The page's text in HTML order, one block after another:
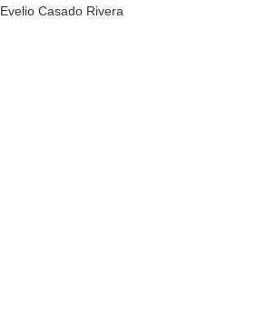
Evelio Casado Rivera